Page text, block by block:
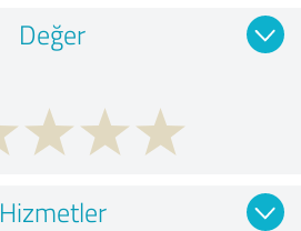
Değer
Hizmetler